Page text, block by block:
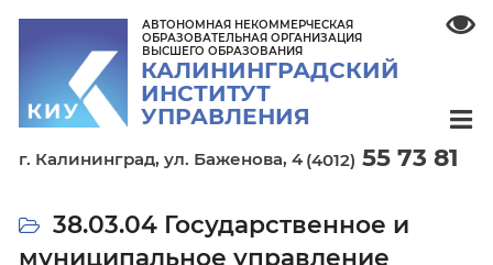
АВТОНОМНАЯ НЕКОММЕРЧЕСКАЯ
ОБРАЗОВАТЕЛЬНАЯ ОРГАНИЗАЦИЯ
ВЫСШЕГО ОБРАЗОВАНИЯ
КАЛИНИНГРАДСКИЙ
ИНСТИТУТ